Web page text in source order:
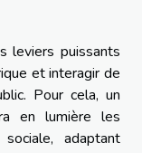
leviers puissants
et interagir de
Pour cela, un
en lumière les
adaptant